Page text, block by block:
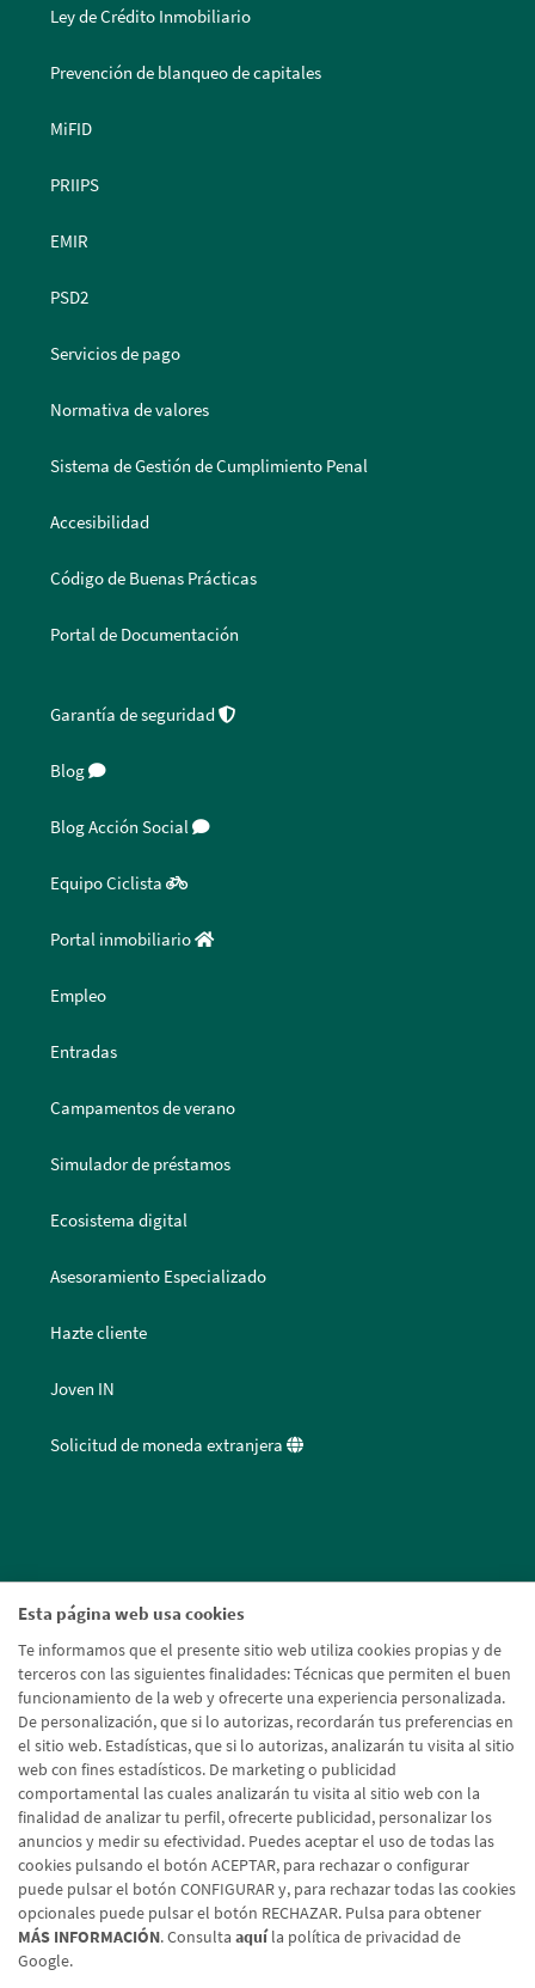
Esta página web usa cookies
Te informamos que el presente sitio web utiliza cookies propias y de
terceros con las siguientes finalidades: Técnicas que permiten el buen
funcionamiento de la web y ofrecerte una experiencia personalizada.
De personalización, que si lo autorizas, recordarán tus preferencias en
el sitio web. Estadísticas, que si lo autorizas, analizarán tu visita al sitio
web con fines estadísticos. De marketing o publicidad
comportamental las cuales analizarán tu visita al sitio web con la
finalidad de analizar tu perfil, ofrecerte publicidad, personalizar los
anuncios y medir su efectividad. Puedes aceptar el uso de todas las
cookies pulsando el botón ACEPTAR, para rechazar o configurar
puede pulsar el botón CONFIGURAR y, para rechazar todas las cookies
opcionales puede pulsar el botón RECHAZAR. Pulsa para obtener
MÁS INFORMACIÓN. Consulta aquíla política de privacidad de
Google.
Ley de Crédito Inmobiliario
Prevención de blanqueo de capitales
MiFID
PRIIPS
EMIR
PSD2
Servicios de pago
Normativa de valores
Sistema de Gestión de Cumplimiento Penal
Accesibilidad
Código de Buenas Prácticas
Portal de Documentación
Garantía de seguridad
Blog
Blog Acción Social
Equipo Ciclista
Portal inmobiliario
Empleo
Entradas
Campamentos de verano
Simulador de préstamos
Ecosistema digital
Asesoramiento Especializado
Hazte cliente
Joven IN
Solicitud de moneda extranjera
Aviso legal